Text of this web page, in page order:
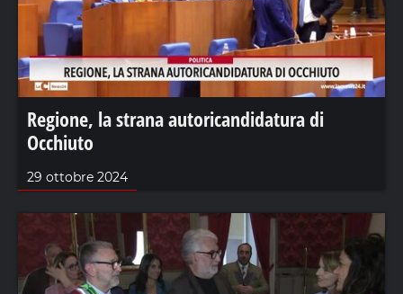
Regione, la strana autoricandidatura di
Occhiuto
29 ottobre 2024